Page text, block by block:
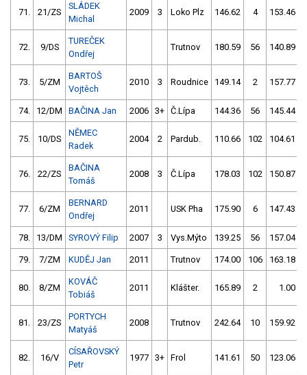
71. 21/ZS
SLÁDEK
Michal
2009 3 Loko Plz 146.62 4 153.46
72. 9/DS
TUREČEK
Ondřej
Trutnov 180.59 56 140.89
73. 5/ZM
BARTOŠ
Vojtěch
2010 3 Roudnice 149.14 2 157.77
74. 12/DM BAČINA Jan 2006 3+ Č.Lípa 144.36 56 145.44
75. 10/DS
NĚMEC
Radek
2004 2 Pardub. 110.66 102 104.61
76. 22/ZS
BAČINA
Tomáš
2008 3 Č.Lípa 178.03 102 150.87
77. 6/ZM
BERNARD
Ondřej
2011 USK Pha 175.90 6 147.43
78. 13/DM SYROVÝ Filip 2007 3 Vys.Mýto 139.25 56 157.04
79. 7/ZM KUDĚJ Jan 2011 Trutnov 174.00 106 163.18
80. 8/ZM
KOVÁČ
Tobiáš
2011 Klášter. 165.89 2 1.00
81. 23/ZS
PORTYCH
Matyáš
2008 Trutnov 242.64 10 159.92
82. 16/V
CÍSAŘOVSKÝ
Petr
1977 3+ Frol 141.61 50 123.06